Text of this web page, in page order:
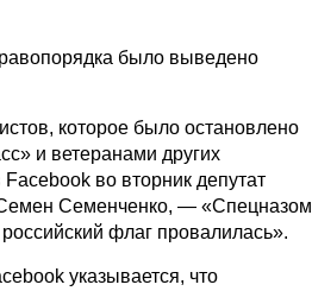
было выведено
которое было остановлено
и ветеранами других
во вторник депутат
Семенченко, — «Спецназом
флаг провалилась».
указывается, что